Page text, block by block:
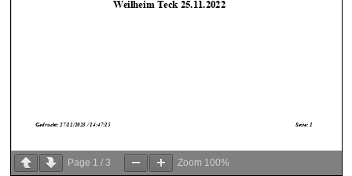
Page 1 /3 Zoom 100%